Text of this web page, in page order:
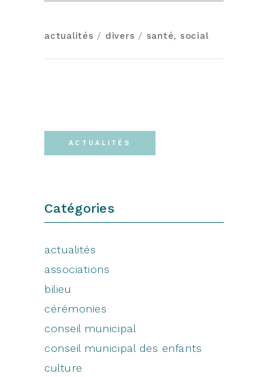
actualités / divers / santé, social
ACTUALITÉS
Catégories
actualités
associations
bilieu
cérémonies
conseil municipal
conseil municipal des enfants
culture